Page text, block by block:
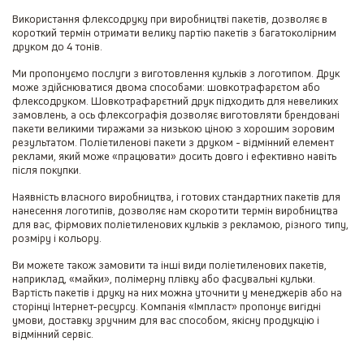
Використання флексодруку при виробництві пакетів, дозволяє в
короткий термін отримати велику партію пакетів з багатоколірним
друком до 4 тонів.
Ми пропонуємо послуги з виготовлення кульків з логотипом. Друк
може здійснюватися двома способами: шовкотрафарєтом або
флексодруком. Шовкотрафарєтний друк підходить для невеликих
замовлень, а ось флексографія дозволяє виготовляти брендовані
пакети великими тиражами за низькою ціною з хорошим зоровим
результатом. Поліетиленові пакети з друком - відмінний елемент
реклами, який може «працювати» досить довго і ефективно навіть
після покупки.
Наявність власного виробництва, і готових стандартних пакетів для
нанесення логотипів, дозволяє нам скоротити термін виробництва
для вас, фірмових поліетиленових кульків з рекламою, різного типу,
розміру і кольору.
Ви можете також замовити та інші види поліетиленових пакетів,
наприклад, «майки», полімерну плівку або фасувальні кульки.
Вартість пакетів і друку на них можна уточнити у менеджерів або на
сторінці Інтернет-ресурсу. Компанія «Імпласт» пропонує вигідні
умови, доставку зручним для вас способом, якісну продукцію і
відмінний сервіс.